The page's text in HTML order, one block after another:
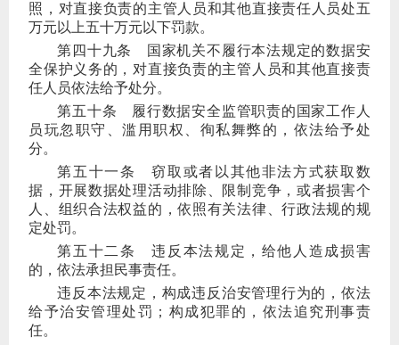
照，对直接负责的主管人员和其他直接责任人员处五
万元以上五十万元以下罚款。
第四十九条
国家机关不履行本法规定的数据安
全保护义务的，对直接负责的主管人员和其他直接责
任人员依法给予处分。
第五十条 履行数据安全监管职责的国家工作人
员玩忽职守、滥用职权、徇私舞弊的，依法给予处
分。
第五十一条
窃取或者以其他非法方式获取数
据，开展数据处理活动排除、限制竞争，或者损害个
人、组织合法权益的，依照有关法律、行政法规的规
定处罚。
第五十二条
违反本法规定，给他人造成损害
的，依法承担民事责任。
违反本法规定，构成违反治安管理行为的，依法
给予治安管理处罚；构成犯罪的，依法追究刑事责
任。